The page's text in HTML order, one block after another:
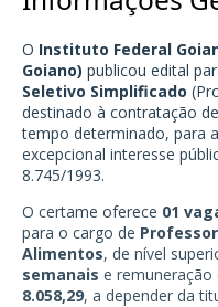
O Instituto Federal
Goiano) publicou edital
Seletivo Simplificado
destinado à contratação de
tempo determinado, para
excepcional interesse
8.745/1993.
O certame oferece 01
para o cargo de
Alimentos, de nível
semanais e remuneração
8.058,29, a depender da